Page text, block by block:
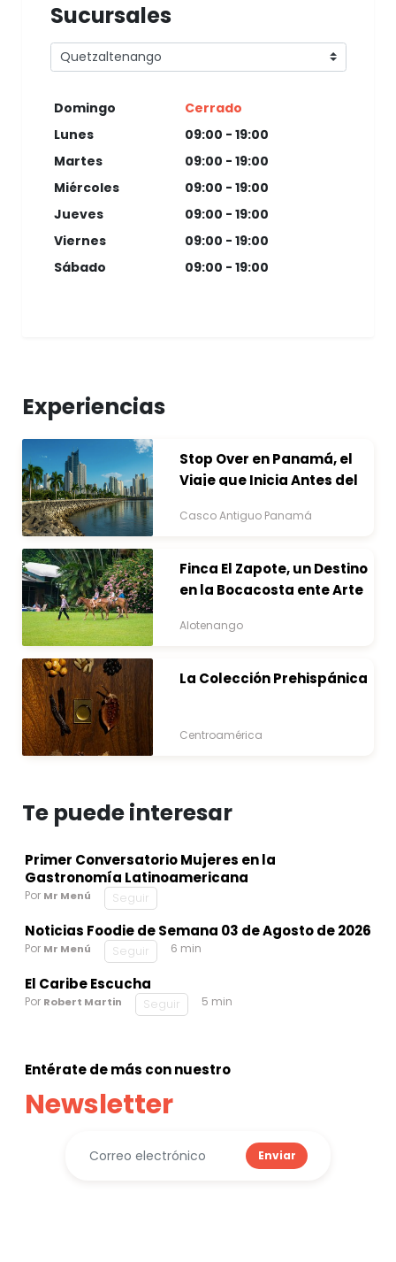
Sucursales
Domingo
Cerrado
Lunes
09:00 - 19:00
Martes
09:00 - 19:00
Miércoles
09:00 - 19:00
Jueves
09:00 - 19:00
Viernes
09:00 - 19:00
Sábado
09:00 - 19:00
Experiencias
Stop Over en Panamá, el
Viaje que Inicia Antes del
Casco Antiguo Panamá
Finca El Zapote, un Destino
en la Bocacosta ente Arte
Alotenango
La Colección Prehispánica
Centroamérica
Te puede interesar
Primer Conversatorio Mujeres en la
Gastronomía Latinoamericana
Por Mr Menú Seguir
Noticias Foodie de Semana 03 de Agosto de 2026
Por Mr Menú Seguir 6 min
El Caribe Escucha
Por Robert Martin Seguir 5 min
Entérate de más con nuestro
Newsletter
Enviar